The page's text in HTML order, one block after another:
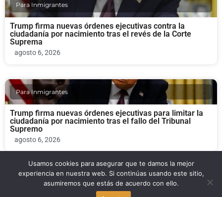
Para Inmigrantes
Trump firma nuevas órdenes ejecutivas contra la
ciudadanía por nacimiento tras el revés de la Corte
Suprema
agosto 6, 2026
Para Inmigrantes
Trump firma nuevas órdenes ejecutivas para limitar la
ciudadanía por nacimiento tras el fallo del Tribunal
Supremo
agosto 6, 2026
Economia
Usamos cookies para asegurar que te damos la mejor
experiencia en nuestra web. Si continúas usando este sitio,
asumiremos que estás de acuerdo con ello.